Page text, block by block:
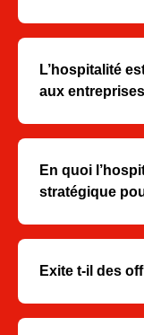
Les offres VIP
- Accueil sur
ou
L’hospitalité
aux
Non, même si
particuliers qui
unique.
En quoi
stratégique
Elle permet de
privilégié et
Exite t-il des
Oui, il existe des